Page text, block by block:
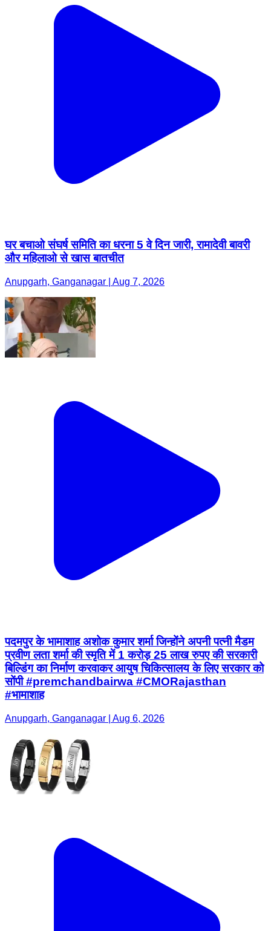
घर बचाओ संघर्ष समिति का धरना 5 वे दिन जारी, रामादेवी बावरी
और महिलाओ से खास बातचीत
Anupgarh, Ganganagar | Aug 7, 2026
पदमपुर के भामाशाह अशोक कुमार शर्मा जिन्होंने अपनी पत्नी मैडम
प्रवीण लता शर्मा की स्मृति में 1 करोड़ 25 लाख रुपए की सरकारी
बिल्डिंग का निर्माण करवाकर आयुष चिकित्सालय के लिए सरकार को
सोंपी #premchandbairwa #CMORajasthan
#भामाशाह
Anupgarh, Ganganagar | Aug 6, 2026